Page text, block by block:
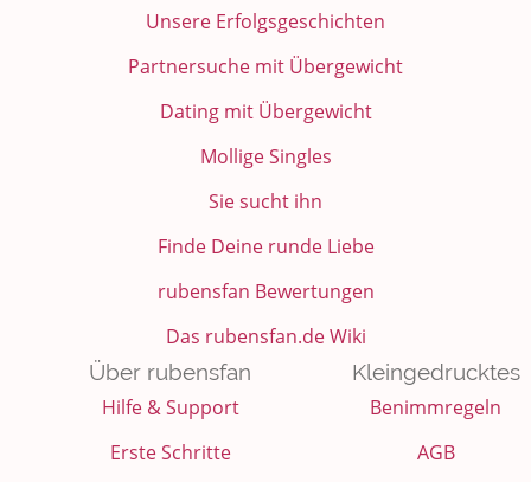
Unsere Erfolgsgeschichten
Partnersuche mit Übergewicht
Dating mit Übergewicht
Mollige Singles
Sie sucht ihn
Finde Deine runde Liebe
rubensfan Bewertungen
Das rubensfan.de Wiki
Über rubensfan
Hilfe & Support
Erste Schritte
Kleingedrucktes
Benimmregeln
AGB